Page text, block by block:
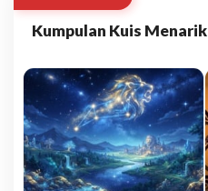
Kumpulan Kuis Menarik